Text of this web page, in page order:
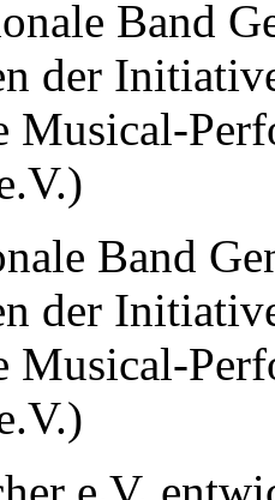
Band
der
Musical-